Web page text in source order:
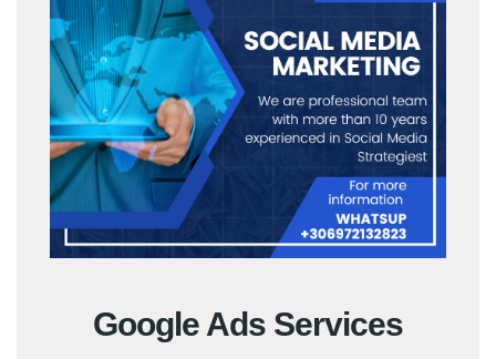
Google Ads Services